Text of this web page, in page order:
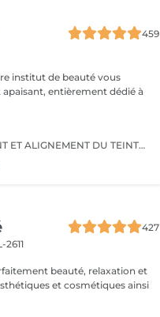
459
institut de beauté vous
entièrement dédié à
PROGRAMME DE RAJEUNISSEMENT ET ALIGNEMENT DU TEINT DE LA PEAU
427
beauté, relaxation et